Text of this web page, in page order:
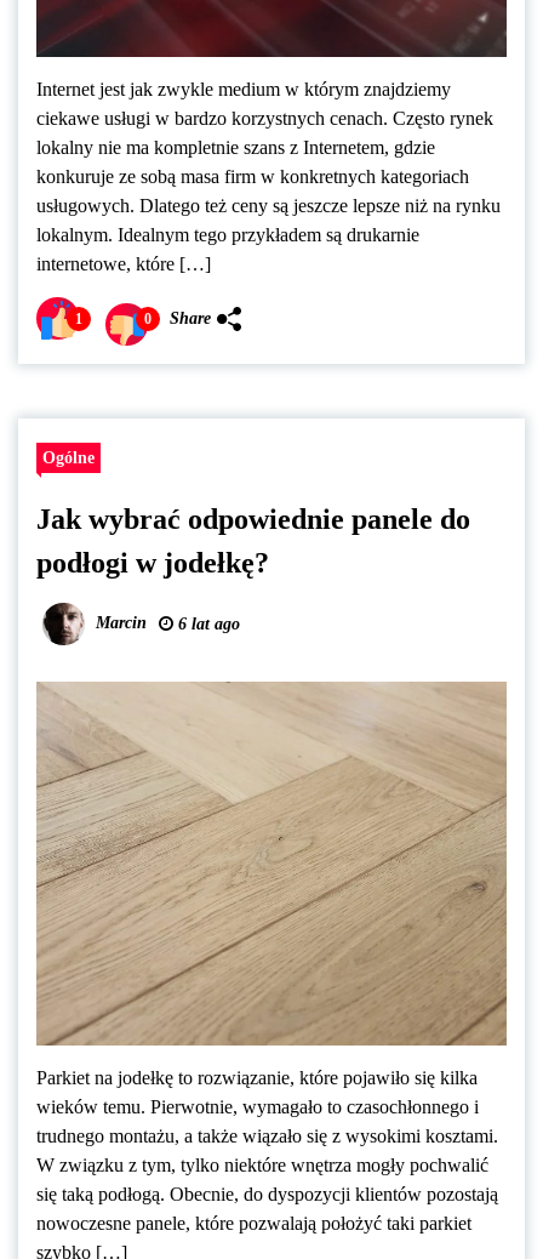
Internet jest jak zwykle medium w którym znajdziemy
ciekawe usługi w bardzo korzystnych cenach. Często rynek
lokalny nie ma kompletnie szans z Internetem, gdzie
konkuruje ze sobą masa firm w konkretnych kategoriach
usługowych. Dlatego też ceny są jeszcze lepsze niż na rynku
lokalnym. Idealnym tego przykładem są drukarnie
internetowe, które […]
1 0 Share
Ogólne
Jak wybrać odpowiednie panele do
podłogi w jodełkę?
Marcin 6 lat ago
Parkiet na jodełkę to rozwiązanie, które pojawiło się kilka
wieków temu. Pierwotnie, wymagało to czasochłonnego i
trudnego montażu, a także wiązało się z wysokimi kosztami.
W związku z tym, tylko niektóre wnętrza mogły pochwalić
się taką podłogą. Obecnie, do dyspozycji klientów pozostają
nowoczesne panele, które pozwalają położyć taki parkiet
szybko […]